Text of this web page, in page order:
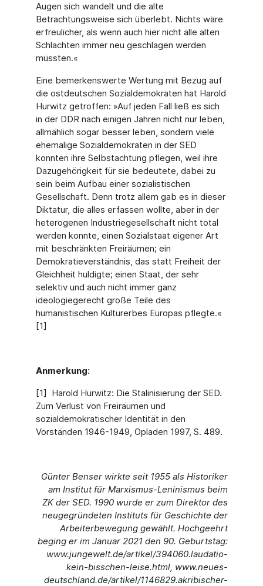
Augen sich wandelt und die alte
Betrachtungsweise sich überlebt. Nichts wäre
erfreulicher, als wenn auch hier nicht alle alten
Schlachten immer neu geschlagen werden
müssten.«
Eine bemerkenswerte Wertung mit Bezug auf
die ostdeutschen Sozialdemokraten hat Harold
Hurwitz getroffen: »Auf jeden Fall ließ es sich
in der DDR nach einigen Jahren nicht nur leben,
allmählich sogar besser leben, sondern viele
ehemalige Sozialdemokraten in der SED
konnten ihre Selbstachtung pflegen, weil ihre
Dazugehörigkeit für sie bedeutete, dabei zu
sein beim Aufbau einer sozialistischen
Gesellschaft. Denn trotz allem gab es in dieser
Diktatur, die alles erfassen wollte, aber in der
heterogenen Industriegesellschaft nicht total
werden konnte, einen Sozialstaat eigener Art
mit beschränkten Freiräumen; ein
Demokratieverständnis, das statt Freiheit der
Gleichheit huldigte; einen Staat, der sehr
selektiv und auch nicht immer ganz
ideologiegerecht große Teile des
humanistischen Kulturerbes Europas pflegte.«
[1]
Anmerkung:
[1] Harold Hurwitz: Die Stalinisierung der SED.
Zum Verlust von Freiräumen und
sozialdemokratischer Identität in den
Vorständen 1946-1949, Opladen 1997, S. 489.
Günter Benser wirkte seit 1955 als Historiker
am Institut für Marxismus-Leninismus beim
ZK der SED. 1990 wurde er zum Direktor des
neugegründeten Instituts für Geschichte der
Arbeiterbewegung gewählt. Hochgeehrt
beging er im Januar 2021 den 90. Geburtstag:
www.jungewelt.de/artikel/394060.laudatio-
kein-bisschen-leise.html, www.neues-
deutschland.de/artikel/1146829.akribischer-